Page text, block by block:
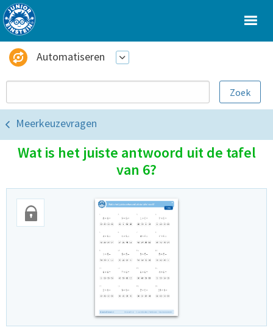
Automatiseren
Meerkeuzevragen
Wat is het juiste antwoord uit de tafel
van 6?